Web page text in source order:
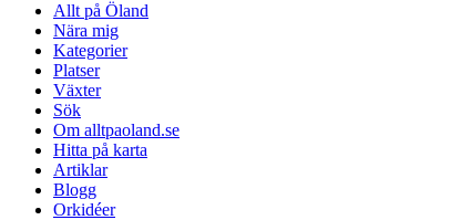
Allt på Öland
Nära mig
Kategorier
Platser
Växter
Sök
Om alltpaoland.se
Hitta på karta
Artiklar
Blogg
Orkidéer